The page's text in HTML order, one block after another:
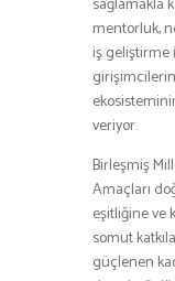
mentorluk,
iş geliştirme
veriyor.
Birleşmiş
Amaçları
eşitliğine ve
somut
güçlenen